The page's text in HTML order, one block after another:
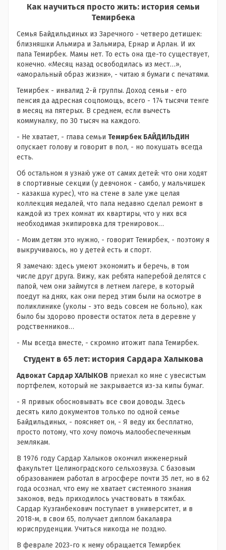
Как научиться просто жить: история семьи
Темирбека
Семья Байдильдиных из Заречного - четверо детишек:
близняшки Альмира и Зальмира, Ернар и Арлан. И их
папа Темирбек. Мамы нет. То есть она где-то существует,
конечно. «Месяц назад освободилась из мест…»,
«аморальный образ жизни», - читаю я бумаги с печатями.
Темирбек - инвалид 2-й группы. Доход семьи - его
пенсия да адресная соцпомощь, всего - 174 тысячи тенге
в месяц на пятерых. В среднем, если вычесть
коммуналку, по 30 тысяч на каждого.
- Не хватает, - глава семьи Темирбек БАЙДИЛЬДИН
опускает голову и говорит в пол, - но покушать всегда
есть.
Об остальном я узнаю́ уже от самих детей: что они ходят
в спортивные секции (у девчонок - самбо, у мальчишек
- казакша курес), что на стене в зале уже целая
коллекция медалей, что папа недавно сделал ремонт в
каждой из трех комнат их квартиры, что у них вся
необходимая экипировка для тренировок…
- Моим детям это нужно, - говорит Темирбек, - поэтому я
выкручиваюсь, но у детей есть и спорт.
Я замечаю: здесь умеют экономить и беречь, в том
числе друг друга. Вижу, как ребята наперебой делятся с
папой, чем они займутся в летнем лагере, в который
поедут на днях, как они перед этим были на осмотре в
поликлинике (уколы - это ведь совсем не больно), как
было бы здорово провести остаток лета в деревне у
родственников…
- Мы всегда вместе, - скромно итожит папа Темирбек.
Студент в 65 лет: история Сардара Халыкова
Адвокат Сардар ХАЛЫКОВ приехал ко мне с увесистым
портфелем, который не закрывается из-за кипы бумаг.
- Я привык обосновывать все свои доводы. Здесь
десять кило документов только по одной семье
Байдильдиных, - поясняет он, - Я веду их бесплатно,
просто потому, что хочу помочь малообеспеченным
землякам.
В 1976 году Сардар Халыков окончил инженерный
факультет Целиноградского сельхозвуза. С базовым
образованием работал в агросфере почти 35 лет, но в 62
года осознал, что ему не хватает системного знания
законов, ведь приходилось участвовать в тяжбах.
Сардар Кузганбекович поступает в университет, и в
2018-м, в свои 65, получает диплом бакалавра
юриспруденции. Учиться никогда не поздно.
В феврале 2023-го к нему обращается Темирбек